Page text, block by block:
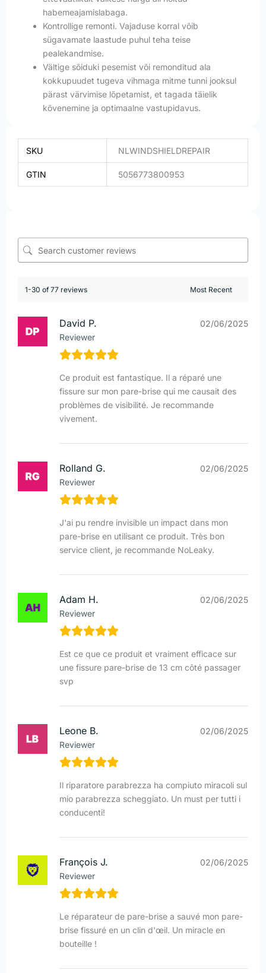
habemeajamislabaga.
Kontrollige remonti. Vajaduse korral võib
sügavamate laastude puhul teha teise
pealekandmise.
Vältige sõiduki pesemist või remonditud ala
kokkupuudet tugeva vihmaga mitme tunni jooksul
pärast värvimise lõpetamist, et tagada täielik
kõvenemine ja optimaalne vastupidavus.
SKU NLWINDSHIELDREPAIR
GTIN 5056773800953
1-30 of 77 reviews
David P.
Reviewer
02/06/2025
Ce produit est fantastique. Il a réparé une
fissure sur mon pare-brise qui me causait des
problèmes de visibilité. Je recommande
vivement.
Rolland G.
Reviewer
02/06/2025
J'ai pu rendre invisible un impact dans mon
pare-brise en utilisant ce produit. Très bon
service client, je recommande NoLeaky.
Adam H.
Reviewer
02/06/2025
Est ce que ce produit et vraiment efficace sur
une fissure pare-brise de 13 cm côté passager
svp
Leone B.
Reviewer
02/06/2025
Il riparatore parabrezza ha compiuto miracoli sul
mio parabrezza scheggiato. Un must per tutti i
conducenti!
François J.
Reviewer
02/06/2025
Le réparateur de pare-brise a sauvé mon pare-
brise fissuré en un clin d'œil. Un miracle en
bouteille !